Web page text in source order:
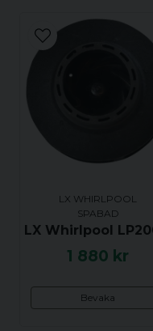
LX WHIRLPOOL
SPABAD
1 880 kr
Bevaka
Mejladress